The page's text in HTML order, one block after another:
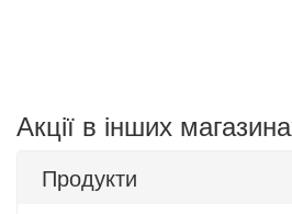
Акції в інших
Продукти